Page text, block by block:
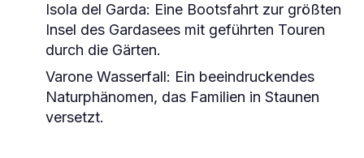
Isola del Garda: Eine Bootsfahrt zur größten
Insel des Gardasees mit geführten Touren
durch die Gärten.
Varone Wasserfall: Ein beeindruckendes
Naturphänomen, das Familien in Staunen
versetzt.